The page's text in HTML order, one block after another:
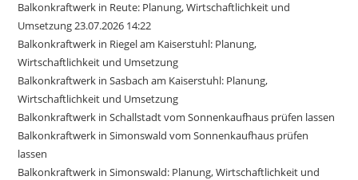
Balkonkraftwerk in Reute: Planung, Wirtschaftlichkeit und
Umsetzung 23.07.2026 14:22
Balkonkraftwerk in Riegel am Kaiserstuhl: Planung,
Wirtschaftlichkeit und Umsetzung
Balkonkraftwerk in Sasbach am Kaiserstuhl: Planung,
Wirtschaftlichkeit und Umsetzung
Balkonkraftwerk in Schallstadt vom Sonnenkaufhaus prüfen lassen
Balkonkraftwerk in Simonswald vom Sonnenkaufhaus prüfen
lassen
Balkonkraftwerk in Simonswald: Planung, Wirtschaftlichkeit und